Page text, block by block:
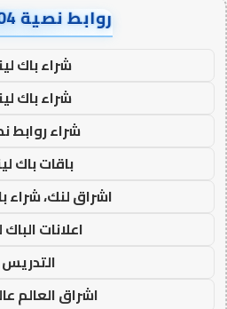
روابط نصية AA14704
شراء باك
شراء باك
شراء روابط
باقات باك
اشراق لنك، شراء
اعلانات
التدريس
اشراق العالم